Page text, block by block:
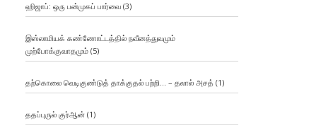
ஹிஜாப்: ஒரு பன்முகப் பார்வை(3)
இஸ்லாமியக் கண்ணோட்டத்தில் நவீனத்துவமும்
முற்போக்குவாதமும்(5)
தற்கொலை வெடிகுண்டுத் தாக்குதல் பற்றி… – தலால் அசத் (1)
ததப்புருல் குர்ஆன் (1)